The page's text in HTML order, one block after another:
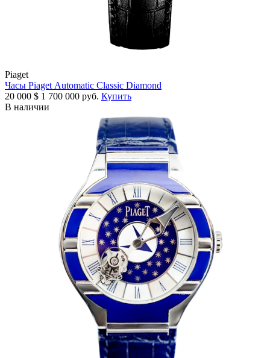
Piaget
Часы Piaget Automatic Classic Diamond
20 000 $ 1 700 000 руб. Купить
В наличии